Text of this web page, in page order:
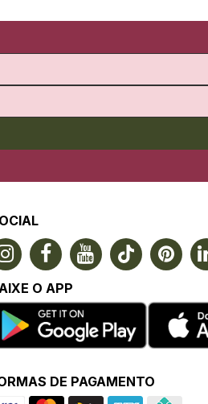
O APP
DE PAGAMENTO